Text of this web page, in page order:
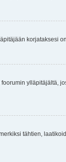
korjataksesi
ylläpitäjältä,
tähtien,